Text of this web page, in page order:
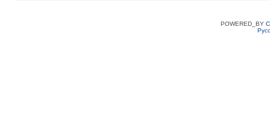
POWERED_BY